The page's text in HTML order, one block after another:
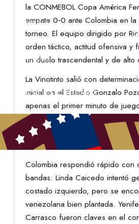
CONTACTO
DENUNCIAS
PROTECCIÓN DE LA INFANCIA
la CONMEBOL Copa América
empate 0‑0 ante Colombia en
torneo. El equipo dirigido por
orden táctico, actitud ofensiva y
un duelo trascendental y de alto
La Vinotinto salió con
inicial en el Estadio Gonzalo
apenas el primer minuto de
probó con un disparo de larga
recuperación en alto, enviando
que Venezuela quería
Colombia respondió rápido con
bandas. Linda Caicedo intentó
costado izquierdo, pero se
venezolana bien plantada.
Carrasco fueron claves en el